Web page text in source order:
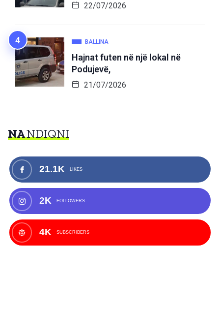
22/07/2026
BALLINA
Hajnat futen në një lokal në
Podujevë,
21/07/2026
NANDIQNI
21.1K LIKES
2K FOLLOWERS
4K SUBSCRIBERS